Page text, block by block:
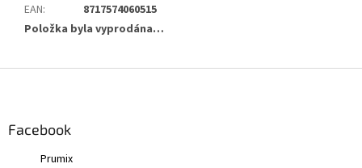
EAN:
8717574060515
Položka byla vyprodána…
Facebook
Prumix